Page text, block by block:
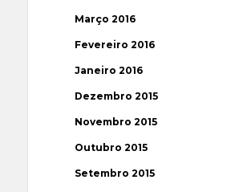
Março 2016
Fevereiro 2016
Janeiro 2016
Dezembro 2015
Novembro 2015
Outubro 2015
Setembro 2015